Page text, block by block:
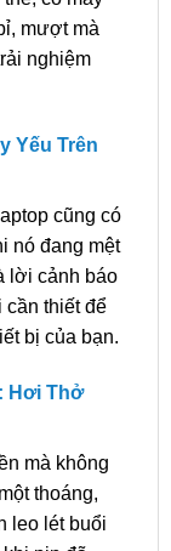
mượt mà
nghiệm
Yếu Trên
cũng có
nó đang mệt
lời cảnh báo
cần thiết để
bị của bạn.
Hơi Thở
mà không
thoáng,
leo lét buổi